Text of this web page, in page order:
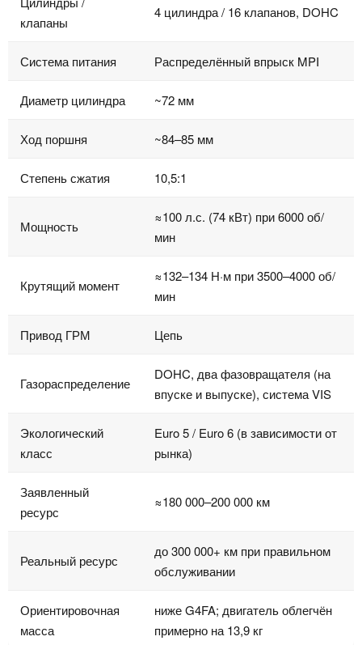
клапаны
4 цилиндра / 16 клапанов, DOHC
Система питания Распределённый впрыск MPI
Диаметр цилиндра ~72 мм
Ход поршня ~84–85 мм
Степень сжатия 10,5:1
Мощность
≈100 л.с. (74 кВт) при 6000 об/
мин
Крутящий момент
≈132–134 Н·м при 3500–4000 об/
мин
Привод ГРМ Цепь
Газораспределение
DOHC, два фазовращателя (на
впуске и выпуске), система VIS
Экологический
класс
Euro 5 / Euro 6 (в зависимости от
рынка)
Заявленный
ресурс
≈180 000–200 000 км
Реальный ресурс
до 300 000+ км при правильном
обслуживании
Ориентировочная
масса
ниже G4FA; двигатель облегчён
примерно на 13,9 кг